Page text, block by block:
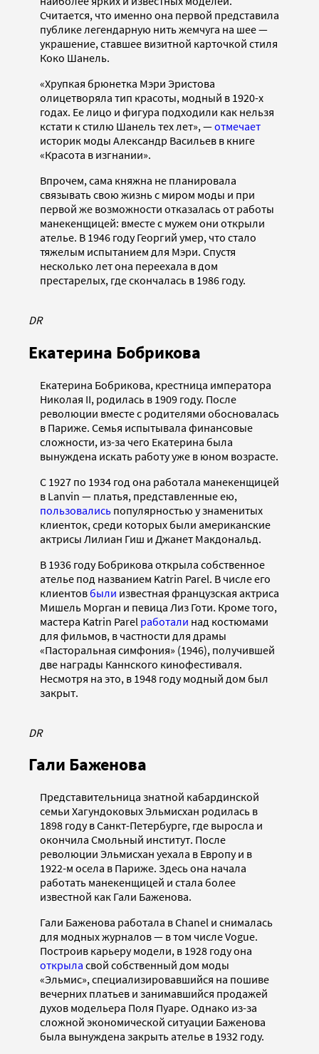
Считается, что именно она первой представила
публике легендарную нить жемчуга на шее —
украшение, ставшее визитной карточкой стиля
Коко Шанель.
«Хрупкая брюнетка Мэри Эристова
олицетворяла тип красоты, модный в 1920-х
годах. Ее лицо и фигура подходили как нельзя
кстати к стилю Шанель тех лет», —отмечает
историк моды Александр Васильев в книге
«Красота в изгнании».
Впрочем, сама княжна не планировала
связывать свою жизнь с миром моды и при
первой же возможности отказалась от работы
манекенщицей: вместе с мужем они открыли
ателье. В 1946 году Георгий умер, что стало
тяжелым испытанием для Мэри. Спустя
несколько лет она переехала в дом
престарелых, где скончалась в 1986 году.
DR
Екатерина Бобрикова
Екатерина Бобрикова, крестница императора
Николая II, родилась в 1909 году. После
революции вместе с родителями обосновалась
в Париже. Семья испытывала финансовые
сложности, из-за чего Екатерина была
вынуждена искать работу уже в юном возрасте.
С 1927 по 1934 год она работала манекенщицей
в Lanvin — платья, представленные ею,
пользовались популярностью у знаменитых
клиенток, среди которых были американские
актрисы Лилиан Гиш и Джанет Макдональд.
В 1936 году Бобрикова открыла собственное
ателье под названием Katrin Parel. В числе его
клиентовбыли известная французская актриса
Мишель Морган и певица Лиз Готи. Кроме того,
мастера Katrin Parel работали над костюмами
для фильмов, в частности для драмы
«Пасторальная симфония» (1946), получившей
две награды Каннского кинофестиваля.
Несмотря на это, в 1948 году модный дом был
закрыт.
DR
Гали Баженова
Представительница знатной кабардинской
семьи Хагундоковых Эльмисхан родилась в
1898 году в Санкт-Петербурге, где выросла и
окончила Смольный институт. После
революции Эльмисхан уехала в Европу и в
1922-м осела в Париже. Здесь она начала
работать манекенщицей и стала более
известной как Гали Баженова.
Гали Баженова работала в Chanel и снималась
для модных журналов — в том числе Vogue.
Построив карьеру модели, в 1928 году она
открыла свой собственный дом моды
«Эльмис», специализировавшийся на пошиве
вечерних платьев и занимавшийся продажей
духов модельера Поля Пуаре. Однако из-за
сложной экономической ситуации Баженова
была вынуждена закрыть ателье в 1932 году.